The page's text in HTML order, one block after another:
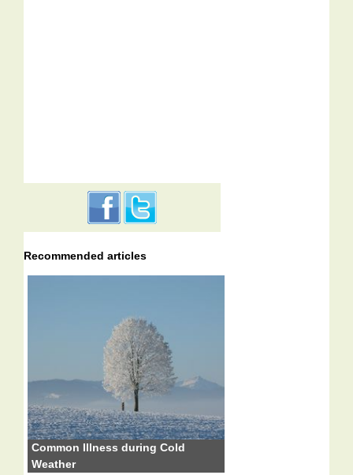
Recommended articles
Common Illness during Cold
Weather